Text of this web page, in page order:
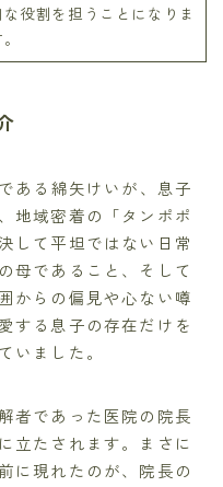
な役割を担うことになりま
ある綿矢けいが、息子
地域密着の「タンポポ
して平坦ではない日常
母であること、そして
からの偏見や心ない噂
する息子の存在だけを
いました。
者であった医院の院長
立たされます。まさに
に現れたのが、院長の